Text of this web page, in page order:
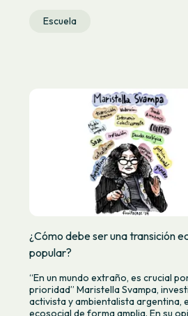
Escuela
¿Cómo debe ser una transición
popular?
“En un mundo extraño, es crucial
prioridad” Maristella Svampa,
activista y ambientalista argentina,
ecosocial de forma amplia. En su